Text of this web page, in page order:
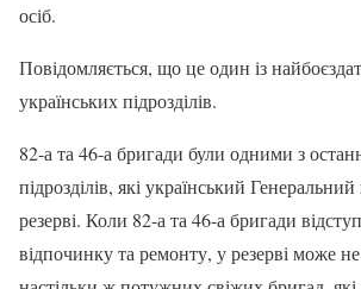
осіб.
Повідомляється, що це один із
українських підрозділів.
82-а та 46-а бригади були одними з
підрозділів, які український
резерві. Коли 82-а та 46-а бригади
відпочинку та ремонту, у резерві може